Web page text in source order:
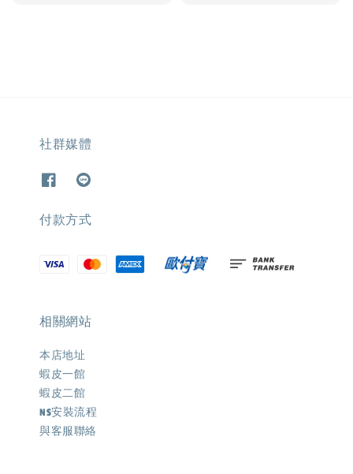
社群媒體
付款方式
相關網站
本店地址
蝦皮一館
蝦皮二館
NS安裝流程
與客服聯絡